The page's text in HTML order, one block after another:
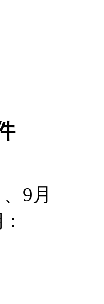
学由两个
Campu
。
英亩，共
校区面
有近2,200
Schulich
本科生大
9月